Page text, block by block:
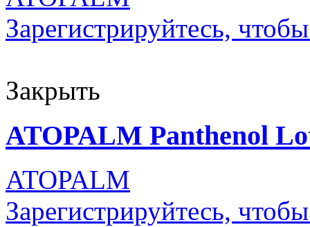
Зарегистрируйтесь,
Закрыть
ATOPALM Panthenol
ATOPALM
Зарегистрируйтесь,